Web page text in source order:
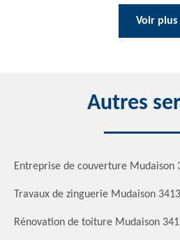
Voir plus
Autres
Entreprise de couverture Mudaison
Travaux de zinguerie Mudaison
Rénovation de toiture Mudaison